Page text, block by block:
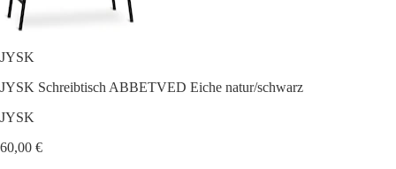
JYSK
JYSK Schreibtisch ABBETVED Eiche natur/schwarz
JYSK
60,00 €